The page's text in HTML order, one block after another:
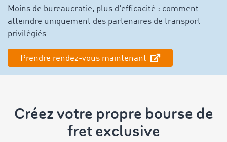
Moins de bureaucratie, plus d'efficacité : comment
atteindre uniquement des partenaires de transport
privilégiés
Prendre rendez-vous maintenant
Créez votre propre bourse de
fret exclusive